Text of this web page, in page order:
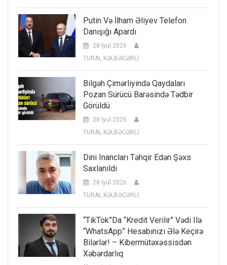
Putin Və İlham Əliyev Telefon
Danışığı Apardı
28 İyul 2026
TURAL KƏLBƏCƏRLİ
Bilgəh Çimərliyində Qaydaları
Pozan Sürücü Barəsində Tədbir
Görüldü
28 İyul 2026
TURAL KƏLBƏCƏRLİ
Dini Inancları Təhqir Edən Şəxs
Saxlanıldı
28 İyul 2026
TURAL KƏLBƏCƏRLİ
“TikTok”da “kredit Verilir” Vədi Ilə
“WhatsApp” Hesabınızı Ələ Keçirə
Bilərlər! – Kibermütəxəssisdən
Xəbərdarlıq